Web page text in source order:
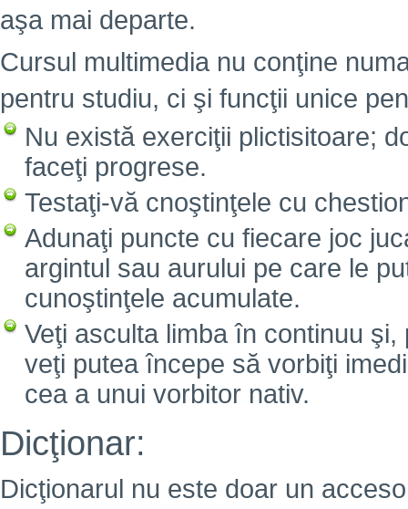
aşa mai departe.
Cursul multimedia nu conţine
pentru studiu, ci şi funcţii unice
Nu există exerciţii plictisitoare;
faceţi progrese.
Testaţi-vă cnoştinţele cu
Adunaţi puncte cu fiecare joc
argintul sau aurului pe care le
cunoştinţele acumulate.
Veţi asculta limba în continuu
veţi putea începe să vorbiţi
cea a unui vorbitor nativ.
Dicţionar:
Dicţionarul nu este doar un